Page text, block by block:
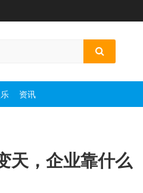
资讯
天，企业靠什么